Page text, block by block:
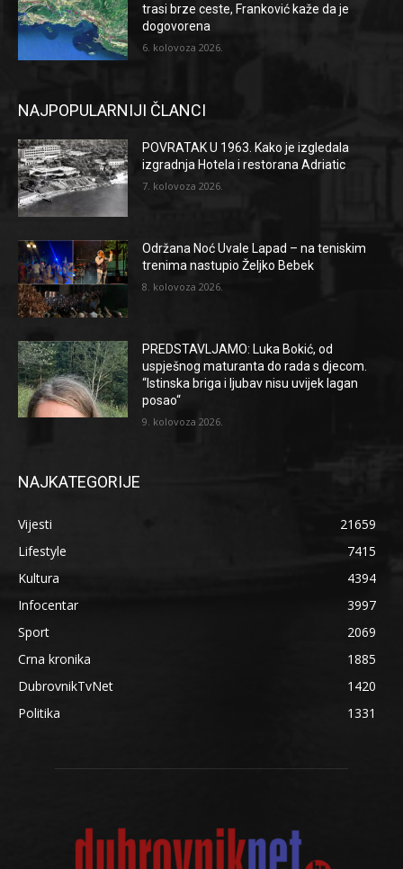
trasi brze ceste, Franković kaže da je
dogovorena
6. kolovoza 2026.
NAJPOPULARNIJI ČLANCI
POVRATAK U 1963. Kako je izgledala
izgradnja Hotela i restorana Adriatic
7. kolovoza 2026.
Održana Noć Uvale Lapad – na teniskim
trenima nastupio Željko Bebek
8. kolovoza 2026.
PREDSTAVLJAMO: Luka Bokić, od
uspješnog maturanta do rada s djecom.
“Istinska briga i ljubav nisu uvijek lagan
posao“
9. kolovoza 2026.
NAJKATEGORIJE
Vijesti
21659
Lifestyle
7415
Kultura
4394
Infocentar
3997
Sport
2069
Crna kronika
1885
DubrovnikTvNet
1420
Politika
1331